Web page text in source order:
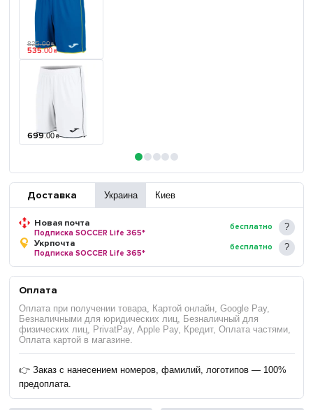
825.00 ₴
535.00 ₴
699.00 ₴
Доставка Украина Киев
Новая почта
Подписка SOCCER Life 365*
бесплатно
Укрпочта
Подписка SOCCER Life 365*
бесплатно
Оплата
Оплата при получении товара, Картой онлайн, Google Pay,
Безналичными для юридических лиц, Безналичный для
физических лиц, PrivatPay, Apple Pay, Кредит, Оплата частями,
Оплата картой в магазине.
👉 Заказ с нанесением номеров, фамилий, логотипов — 100%
предоплата.